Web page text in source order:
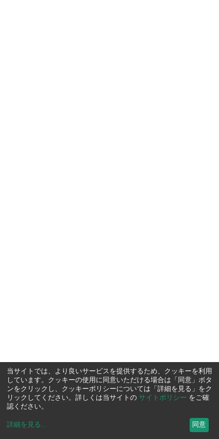
当サイトでは、より良いサービスを提供するため、クッキーを利用
しています。クッキーの使用に同意いただける場合は「同意」ボタ
ンをクリックし、クッキーポリシーについては「詳細を見る」をク
リックしてください。詳しくは当サイトの サイトポリシー をご確
認ください。
詳細を見る ... 同意